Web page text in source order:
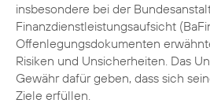
insbesondere bei der
Finanzdienstleistungsaufsicht
Offenlegungsdokumenten
Risiken und Unsicherheiten. Das
Gewähr dafür geben, dass sich
Ziele erfüllen.